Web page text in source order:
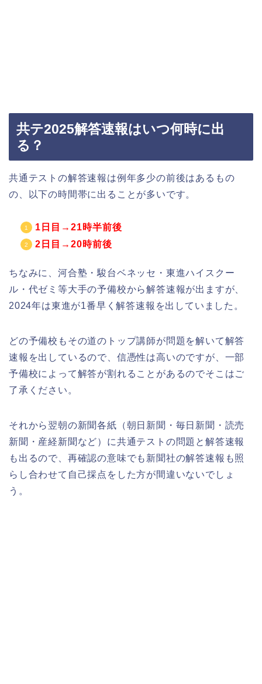
共テ2025解答速報はいつ何時に出
る？
共通テストの解答速報は例年多少の前後はあるもの
の、以下の時間帯に出ることが多いです。
1日目→21時半前後
2日目→20時前後
ちなみに、河合塾・駿台ベネッセ・東進ハイスクー
ル・代ゼミ等大手の予備校から解答速報が出ますが、
2024年は東進が1番早く解答速報を出していました。
どの予備校もその道のトップ講師が問題を解いて解答
速報を出しているので、信憑性は高いのですが、一部
予備校によって解答が割れることがあるのでそこはご
了承ください。
それから翌朝の新聞各紙（朝日新聞・毎日新聞・読売
新聞・産経新聞など）に共通テストの問題と解答速報
も出るので、再確認の意味でも新聞社の解答速報も照
らし合わせて自己採点をした方が間違いないでしょ
う。